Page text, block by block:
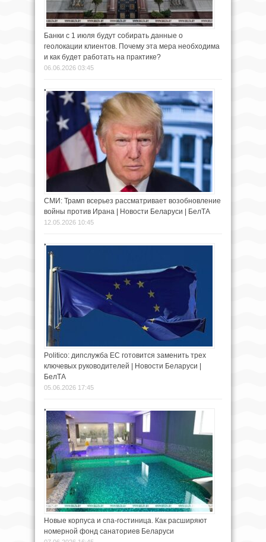
Банки с 1 июля будут собирать данные о
геолокации клиентов. Почему эта мера необходима
и как будет работать на практике?
06.06.2026 03:45
СМИ: Трамп всерьез рассматривает возобновление
войны против Ирана | Новости Беларуси | БелТА
12.05.2026 10:45
Politico: дипслужба ЕС готовится заменить трех
ключевых руководителей | Новости Беларуси |
БелТА
05.06.2026 17:45
Новые корпуса и спа-гостиница. Как расширяют
номерной фонд санаториев Беларуси